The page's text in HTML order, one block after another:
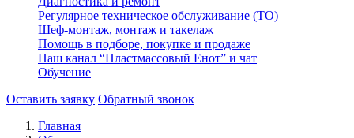
Регулярное техническое обслуживание (ТО)
Шеф-монтаж, монтаж и такелаж
Помощь в подборе, покупке и продаже
Наш канал “Пластмассовый Енот” и чат
Обучение
Оставить заявку Обратный звонок
Главная